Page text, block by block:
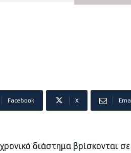
Facebook X
διάστημα βρίσκονται σε